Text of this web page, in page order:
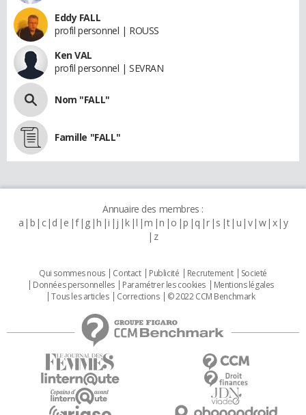
Eddy FALL
profil personnel | ROUSS
Ken VAL
profil personnel | SEVRAN
Nom "FALL"
Famille "FALL"
Annuaire des membres :
a b c d e f g h i j k l m n o p q r s t u v w x y
z
Qui sommes nous Contact Publicité Recrutement
Societé
Données personnelles
Paramétrer les cookies
Mentions légales
Tous les articles
Corrections © 2022 CCM Benchmark